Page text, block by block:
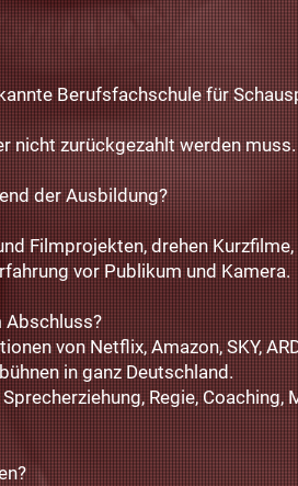
Berufsfachschule für
nicht zurückgezahlt werden muss.
der Ausbildung?
Filmprojekten, drehen
vor Publikum und Kamera.
Abschluss?
von Netflix, Amazon, SKY,
in ganz Deutschland.
Regie, Coaching,